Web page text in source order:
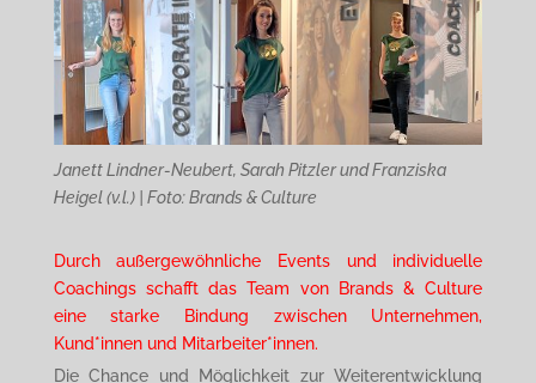
Janett Lindner-Neubert, Sarah Pitzler und Franziska
Heigel (v.l.) | Foto: Brands & Culture
Durch außergewöhnliche Events und individuelle
Coachings schafftdas Team von Brands & Culture
eine starke Bindung zwischen Unternehmen,
Kund*innen und Mitarbeiter*innen.
Die Chance und Möglichkeit zur Weiterentwicklung